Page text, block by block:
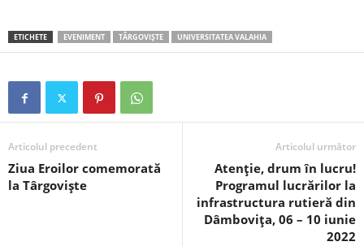
ETICHETE EVENIMENT TÂRGOVIȘTE UNIVERSITATEA VALAHIA
Articolul precedent
Ziua Eroilor comemorată
la Târgoviște
Articolul următor
Atenție, drum în lucru!
Programul lucrărilor la
infrastructura rutieră din
Dâmbovița, 06 – 10 iunie
2022